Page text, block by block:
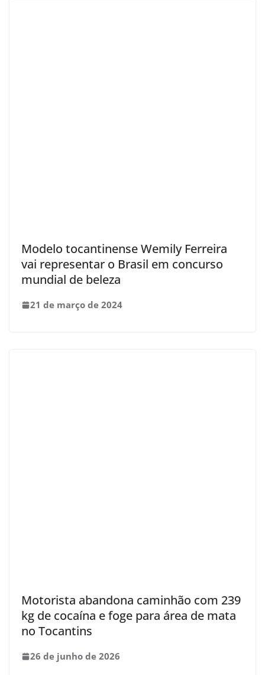
Modelo tocantinense Wemily Ferreira
vai representar o Brasil em concurso
mundial de beleza
21 de março de 2024
Motorista abandona caminhão com 239
kg de cocaína e foge para área de mata
no Tocantins
26 de junho de 2026